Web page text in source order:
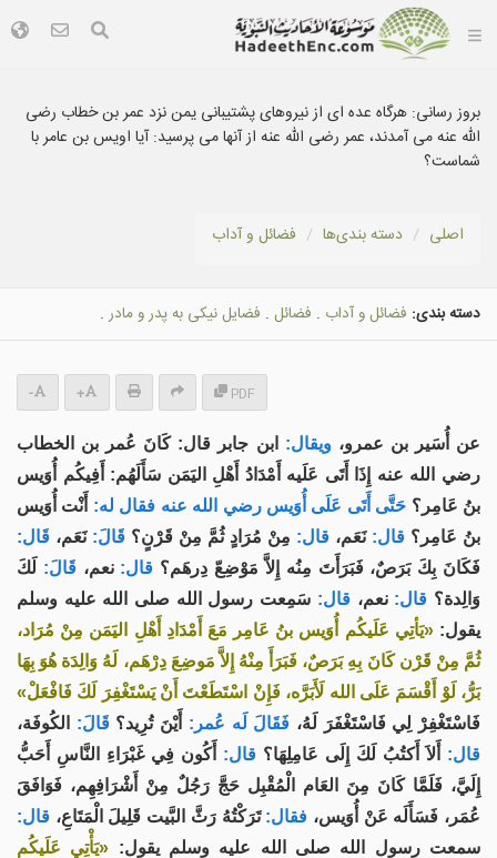
بروز رسانی: هرگاه عده ای از نيروهای پشتيبانی يمن نزد عمر بن خطاب رضی
الله عنه می آمدند، عمر رضی الله عنه از آنها می پرسيد: آيا اويس بن عامر با
شماست؟
اصلی دسته بندى‌ها فضائل و آداب
دسته بندی: فضائل و آداب . فضائل . فضایل نيكى به پدر و مادر .
PDF
+
-
عن أُسَير بن عمرو، ويقال: ابن جابر قال: كَانَ عُمر بن الخطاب
رضي الله عنه إِذَا أَتَى عَلَيه أَمْدَادُ أَهْلِ اليَمَن سَأَلَهُم: أَفِيكُم أُوَيس
بنُ عَامِر؟ حَتَّى أَتَى عَلَى أُوَيس رضي الله عنه فقال له: أَنْت أُوَيس
بنُ عَامِر؟ قال: نَعَم، قال: مِنْ مُرَادٍ ثُمَّ مِنْ قَرْنٍ؟ قَالَ: نَعَم، قَال:
فَكَانَ بِكَ بَرَصٌ، فَبَرَأَتَ مِنُه إِلاَّ مَوْضِعّ دِرهَم؟ قال: نعم، قَالَ: لَكَ
وَالِدة؟ قال: نعم، قال: سَمِعت رسول الله صلى الله عليه وسلم
يقول:«يَأتِي عَلَيكُم أُوَيس بنُ عَامِر مَعَ أَمْدَادِ أَهْلِ اليَمَن مِنْ مُرَاد،
ثُمَّ مِنْ قَرْن كَانَ بِهِ بَرَصٌ، فَبَرَأَ مِنْهُ إِلاَّ مَوضِعَ دِرْهَم، لَهُ وَالِدَة هُوَ بِهَا
بَرُّ، لَوْ أَقْسَمَ عَلَى الله لَأَبَرَّه، فَإِنْ اسْتَطَعْتَ أَنْ يَسْتَغْفِرَ لَكَ فَافْعَلْ»
فَاسْتَغْفِرْ لِي فَاسْتَغْفَرَ لَهُ، فَقَالَ لَه عُمر: أَيْنَ تُرِيد؟ قَالَ: الكُوفَة،
قال: أَلاَ أَكتُبُ لَكَ إِلَى عَامِلِهَا؟ قال: أَكُون فِي غَبْرَاءِ النَّاسِ أَحَبُّ
إِلَيَّ، فَلَمَّا كَانَ مِنَ العَام الْمُقْبِل حَجَّ رَجُلٌ مِنْ أَشْرَافِهِم، فَوَافَقَ
عُمَر، فَسَأَلَه عَنْ أُوَيس، فقال: تَرَكْتُهُ رَثَّ البَّيت قَلِيلَ الْمَتَاعِ، قال:
سمعت رسول الله صلى الله عليه وسلم يقول: «يَأْتِي عَلَيكُم